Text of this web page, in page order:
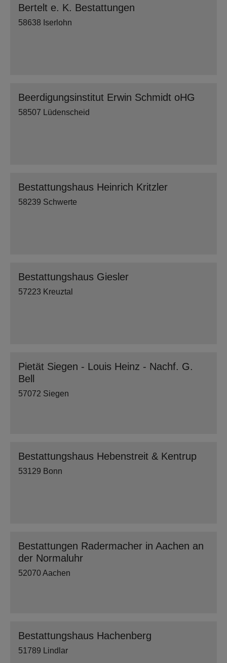
Bertelt e. K. Bestattungen
58638 Iserlohn
Beerdigungsinstitut Erwin Schmidt oHG
58507 Lüdenscheid
Bestattungshaus Heinrich Kritzler
58239 Schwerte
Bestattungshaus Giesler
57223 Kreuztal
Pietät Siegen - Louis Heinz - Nachf. G.
Bell
57072 Siegen
Bestattungshaus Hebenstreit & Kentrup
53129 Bonn
Bestattungen Radermacher in Aachen an
der Normaluhr
52070 Aachen
Bestattungshaus Hachenberg
51789 Lindlar